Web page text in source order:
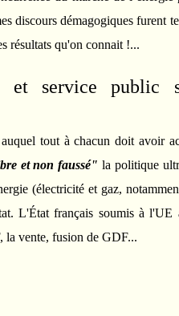
discours démagogiques furent
résultats qu'on connait !...
et service public
tout à chacun doit avoir
et non faussé" la politique
(électricité et gaz,
L'État français soumis à l'UE
la vente, fusion de GDF...